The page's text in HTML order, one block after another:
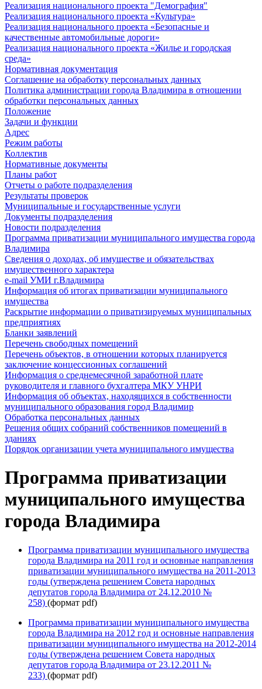
Реализация национального проекта "Демография"
Реализация национального проекта «Культура»
Реализация национального проекта «Безопасные и
качественные автомобильные дороги»
Реализация национального проекта «Жилье и городская
среда»
Нормативная документация
Соглашение на обработку персональных данных
Политика администрации города Владимира в отношении
обработки персональных данных
Положение
Задачи и функции
Адрес
Режим работы
Коллектив
Нормативные документы
Планы работ
Отчеты о работе подразделения
Результаты проверок
Муниципальные и государственные услуги
Документы подразделения
Новости подразделения
Программа приватизации муниципального имущества города
Владимира
Сведения о доходах, об имуществе и обязательствах
имущественного характера
e-mail УМИ г.Владимира
Информация об итогах приватизации муниципального
имущества
Раскрытие информации о приватизируемых муниципальных
предприятиях
Бланки заявлений
Перечень свободных помещений
Перечень объектов, в отношении которых планируется
заключение концессионных соглашений
Информация о среднемесячной заработной плате
руководителя и главного бухгалтера МКУ УНРИ
Информация об объектах, находящихся в собственности
муниципального образования город Владимир
Обработка персональных данных
Решения общих собраний собственников помещений в
зданиях
Порядок организации учета муниципального имущества
Программа приватизации
муниципального имущества
города Владимира
Программа приватизации муниципального имущества
города Владимира на 2011 год и основные направления
приватизации муниципального имущества на 2011-2013
годы (утверждена решением Совета народных
депутатов города Владимира от 24.12.2010 №
258) (формат pdf)
Программа приватизации муниципального имущества
города Владимира на 2012 год и основные направления
приватизации муниципального имущества на 2012-2014
годы (утверждена решением Совета народных
депутатов города Владимира от 23.12.2011 №
233) (формат pdf)